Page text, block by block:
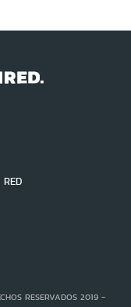
RESERVADOS 2019 -